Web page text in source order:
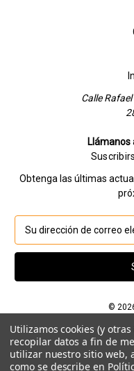
Calle
Llámanos
Obtenga las últimas
r
c
ó
n
d
e
©
Si quieres hablar
915102500 o
Utilizamos cookies (y
recopilar datos a fin de
utilizar nuestro sitio web,
como se describe en